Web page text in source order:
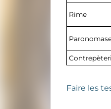
Rime
Faire les